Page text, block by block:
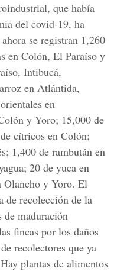
que había
del covid-19, ha
se registran 1,260
en Colón, El Paraíso y
Intibucá,
en Atlántida,
en
y Yoro; 15,000 de
cítricos en Colón;
1,400 de rambután en
20 de yuca en
Olancho y Yoro. El
de recolección de la
de maduración
fincas por los daños
recolectores que ya
plantas de alimentos